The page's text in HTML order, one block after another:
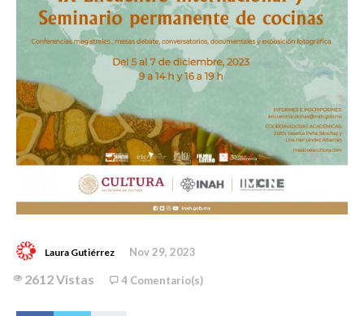
Laura Gutiérrez Nov 29, 2023
2612 Vistas 4 Comentario(s)